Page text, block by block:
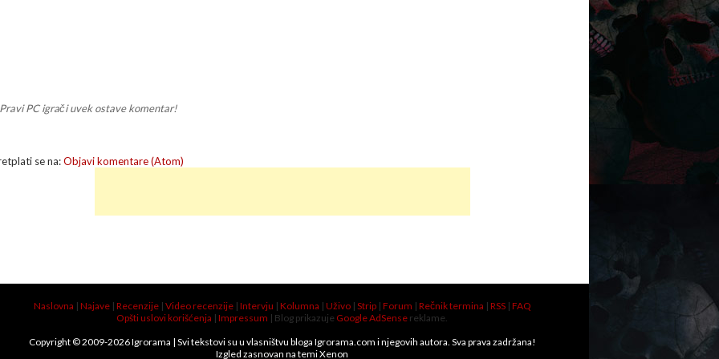
Pravi PC igrači uvek ostave komentar!
se na:Objavi komentare (Atom)
Naslovna | Najave| Recenzije| Video recenzije| Intervju | Kolumna | Uživo| Strip| Forum | Rečnik termina | RSS| FAQ
Opšti uslovi korišćenja | Impressum | Blog prikazuje Google AdSense reklame.
Copyright © 2009-2026Igrorama | Svi tekstovi su u vlasništvu bloga Igrorama.com i njegovih autora. Sva prava zadržana!
Izgled zasnovan na temiXenon